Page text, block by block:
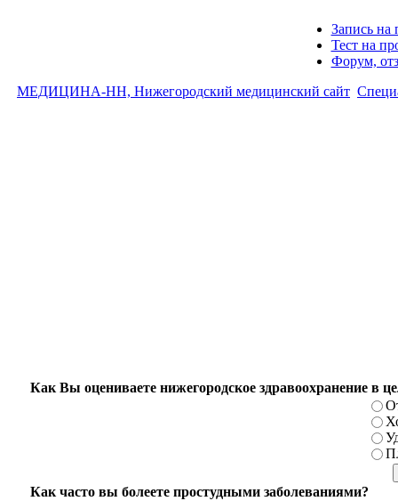
Запись на
Тест на
Форум,
МЕДИЦИНА-НН, Нижегородский медицинский сайт
Как Вы оцениваете нижегородское здравоохранение в
Как часто вы болеете простудными заболеваниями?